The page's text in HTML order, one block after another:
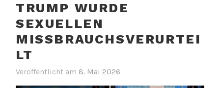
TRUMP WURDE
SEXUELLEN
MISSBRAUCHSVERURTEI
LT
Veröffentlicht am 8. Mai 2026